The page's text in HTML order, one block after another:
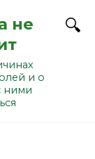
не
и о
ними